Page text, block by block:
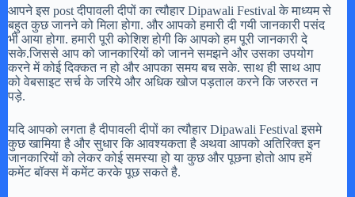
आपने इस post दीपावली दीपों का त्यौहार Dipawali Festival के माध्यम से
बहुत कुछ जानने को मिला होगा. और आपको हमारी दी गयी जानकारी पसंद
भी आया होगा. हमारी पूरी कोशिश होगी कि आपको हम पूरी जानकारी दे
सके.जिससे आप को जानकारियों को जानने समझने और उसका उपयोग
करने में कोई दिक्कत न हो और आपका समय बच सके. साथ ही साथ आप
को वेबसाइट सर्च के जरिये और अधिक खोज पड़ताल करने कि जरुरत न
पड़े.
यदि आपको लगता है दीपावली दीपों का त्यौहार Dipawali Festival इसमे
कुछ खामिया है और सुधार कि आवश्यकता है अथवा आपको अतिरिक्त इन
जानकारियों को लेकर कोई समस्या हो या कुछ और पूछना होतो आप हमें
कमेंट बॉक्स में कमेंट करके पूछ सकते है.